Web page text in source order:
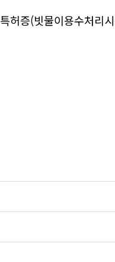
특허증(빗물이용수처리